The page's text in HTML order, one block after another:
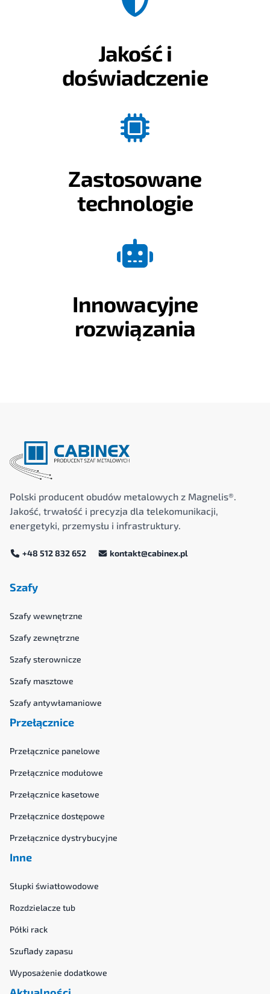
Jakość i
doświadczenie
Zastosowane
technologie
Innowacyjne
rozwiązania
Polski producent obudów metalowych z Magnelis®.
Jakość, trwałość i precyzja dla telekomunikacji,
energetyki, przemysłu i infrastruktury.
+48 512 832 652 kontakt@cabinex.pl
Szafy
Szafy wewnętrzne
Szafy zewnętrzne
Szafy sterownicze
Szafy masztowe
Szafy antywłamaniowe
Przełącznice
Przełącznice panelowe
Przełącznice modułowe
Przełącznice kasetowe
Przełącznice dostępowe
Przełącznice dystrybucyjne
Inne
Słupki światłowodowe
Rozdzielacze tub
Półki rack
Szuflady zapasu
Wyposażenie dodatkowe